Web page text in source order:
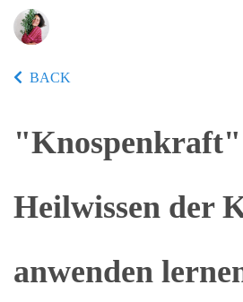
BACK
"Knospenkraft"
Heilwissen der
anwenden